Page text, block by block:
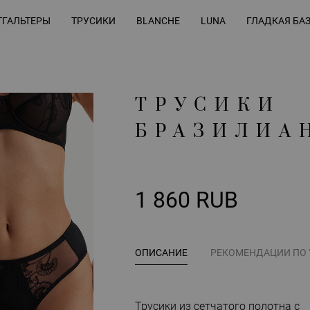
ТРУСИКИ BLANCHE LUNA ГЛАДКАЯ
ТРУСИКИ
1 860 RUB
ОПИСАНИЕ РЕКОМЕНДАЦИИ ПО
Трусики из сетчатого полотна с